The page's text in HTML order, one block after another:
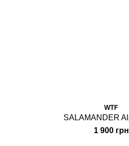
WTF
SALAMANDER
1 900 грн